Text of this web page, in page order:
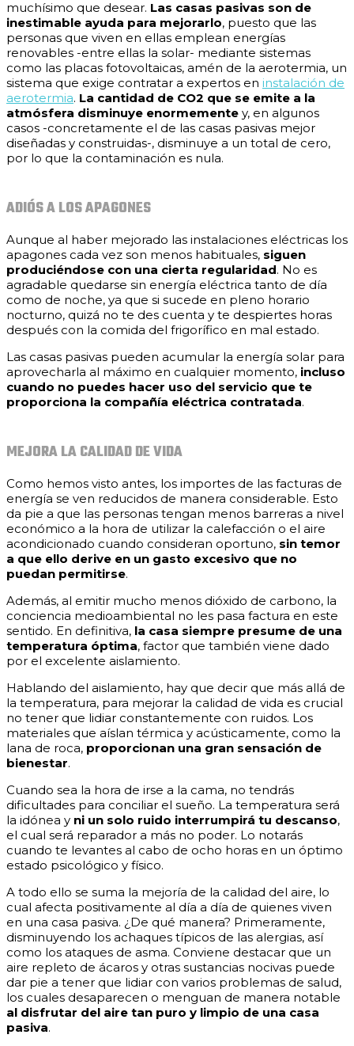
muchísimo que desear. Las casas pasivas son de
inestimable ayuda para mejorarlo, puesto que las
personas que viven en ellas emplean energías
renovables -entre ellas la solar- mediante sistemas
como las placas fotovoltaicas, amén de la aerotermia, un
sistema que exige contratar a expertos en instalación de
aerotermia. La cantidad de CO2 que se emite a la
atmósfera disminuye enormemente y, en algunos
casos -concretamente el de las casas pasivas mejor
diseñadas y construidas-, disminuye a un total de cero,
por lo que la contaminación es nula.
ADIÓS A LOS APAGONES
Aunque al haber mejorado las instalaciones eléctricas los
apagones cada vez son menos habituales, siguen
produciéndose con una cierta regularidad. No es
agradable quedarse sin energía eléctrica tanto de día
como de noche, ya que si sucede en pleno horario
nocturno, quizá no te des cuenta y te despiertes horas
después con la comida del frigorífico en mal estado.
Las casas pasivas pueden acumular la energía solar para
aprovecharla al máximo en cualquier momento, incluso
cuando no puedes hacer uso del servicio que te
proporciona la compañía eléctrica contratada.
MEJORA LA CALIDAD DE VIDA
Como hemos visto antes, los importes de las facturas de
energía se ven reducidos de manera considerable. Esto
da pie a que las personas tengan menos barreras a nivel
económico a la hora de utilizar la calefacción o el aire
acondicionado cuando consideran oportuno, sin temor
a que ello derive en un gasto excesivo que no
puedan permitirse.
Además, al emitir mucho menos dióxido de carbono, la
conciencia medioambiental no les pasa factura en este
sentido. En definitiva, la casa siempre presume de una
temperatura óptima, factor que también viene dado
por el excelente aislamiento.
Hablando del aislamiento, hay que decir que más allá de
la temperatura, para mejorar la calidad de vida es crucial
no tener que lidiar constantemente con ruidos. Los
materiales que aíslan térmica y acústicamente, como la
lana de roca, proporcionan una gran sensación de
bienestar.
Cuando sea la hora de irse a la cama, no tendrás
dificultades para conciliar el sueño. La temperatura será
la idónea y ni un solo ruido interrumpirá tu descanso,
el cual será reparador a más no poder. Lo notarás
cuando te levantes al cabo de ocho horas en un óptimo
estado psicológico y físico.
A todo ello se suma la mejoría de la calidad del aire, lo
cual afecta positivamente al día a día de quienes viven
en una casa pasiva. ¿De qué manera? Primeramente,
disminuyendo los achaques típicos de las alergias, así
como los ataques de asma. Conviene destacar que un
aire repleto de ácaros y otras sustancias nocivas puede
dar pie a tener que lidiar con varios problemas de salud,
los cuales desaparecen o menguan de manera notable
al disfrutar del aire tan puro y limpio de una casa
pasiva.